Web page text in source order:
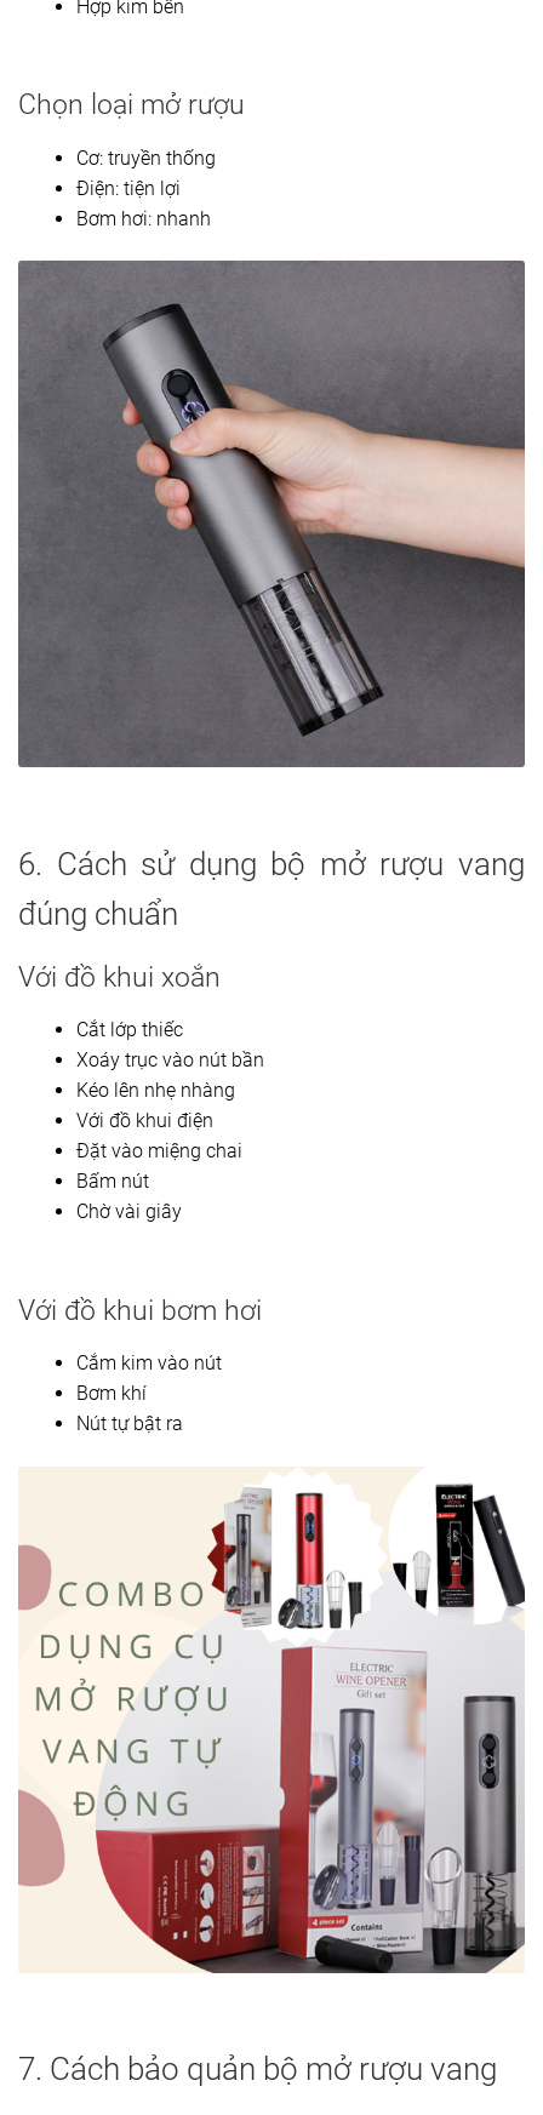
Hợp kim bền
Chọn loại mở rượu
Cơ: truyền thống
Điện: tiện lợi
Bơm hơi: nhanh
6. Cách sử dụng bộ mở rượu vang
đúng chuẩn
Với đồ khui xoắn
Cắt lớp thiếc
Xoáy trục vào nút bần
Kéo lên nhẹ nhàng
Với đồ khui điện
Đặt vào miệng chai
Bấm nút
Chờ vài giây
Với đồ khui bơm hơi
Cắm kim vào nút
Bơm khí
Nút tự bật ra
7. Cách bảo quản bộ mở rượu vang